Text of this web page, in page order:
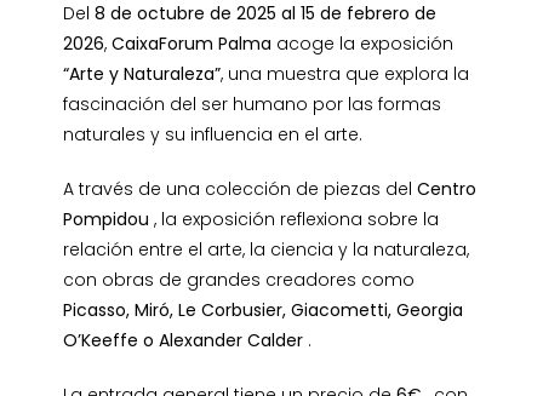
Del8 de octubre de 2025 al 15 de febrero de
2026,CaixaForum Palma acoge la exposición
“Arte y Naturaleza”, una muestra que explora la
fascinación del ser humano por las formas
naturales y su influencia en el arte.
A través de una colección de piezas delCentro
Pompidou , la exposición reflexiona sobre la
relación entre el arte, la ciencia y la naturaleza,
con obras de grandes creadores como
Picasso, Miró, Le Corbusier, Giacometti, Georgia
O’Keeffe o Alexander Calder .